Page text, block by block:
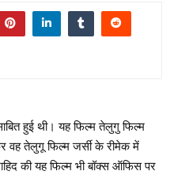
हुई थी। यह फिल्म तेलुगु फिल्म
वह तेलुगू फिल्म जर्सी के रीमेक में
की यह फिल्म भी बॉक्स ऑफिस पर